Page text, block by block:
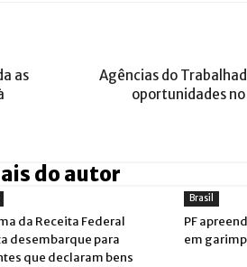
as
Agências do
oportunidades
do autor
da Receita Federal
desembarque para
que declaram bens
Brasil
PF
em